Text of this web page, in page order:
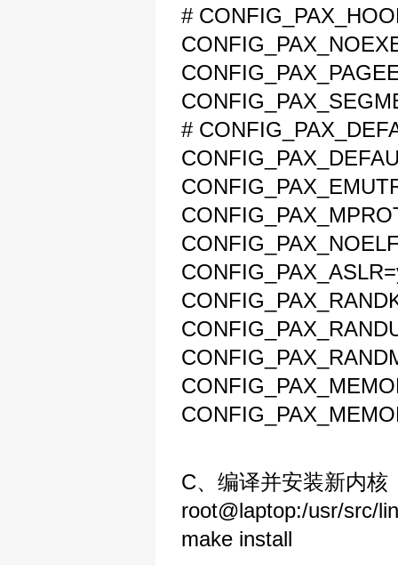
#
#
C、编译并安装新内核
root@laptop:/usr/src/
make install